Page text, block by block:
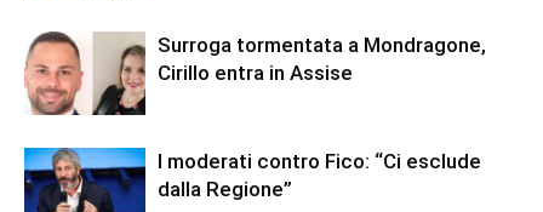
Surroga tormentata a Mondragone,
Cirillo entra in Assise
I moderati contro Fico: “Ci esclude
dalla Regione”